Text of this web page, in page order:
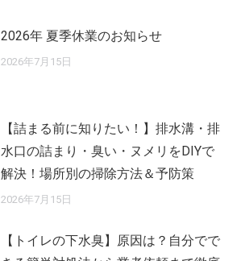
2026年 夏季休業のお知らせ
2026年7月15日
【詰まる前に知りたい！】排水溝・排
水口の詰まり・臭い・ヌメリをDIYで
解決！場所別の掃除方法＆予防策
2026年7月15日
【トイレの下水臭】原因は？自分でで